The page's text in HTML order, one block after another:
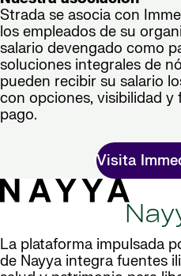
Strada se asocia con
los empleados de su
salario devengado como
soluciones integrales de
pueden recibir su salario
con opciones, visibilidad y
pago.
Visita
La plataforma impulsada
de Nayya integra fuentes